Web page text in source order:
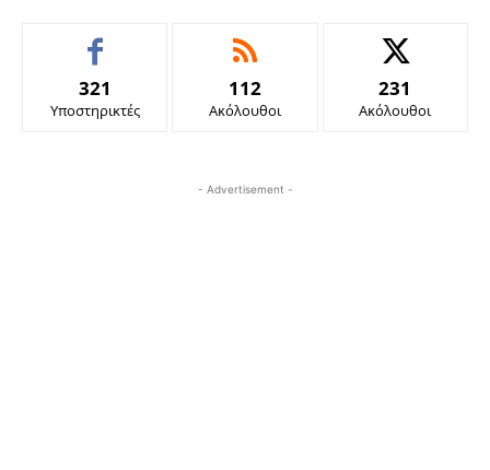
321
Υποστηρικτές
112
Ακόλουθοι
231
Ακόλουθοι
- Advertisement -